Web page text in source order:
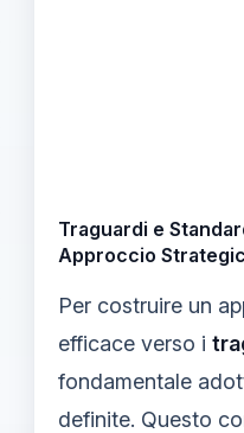
Traguardi e
Approccio
Per costruire un
efficace verso i
fondamentale
definite. Questo